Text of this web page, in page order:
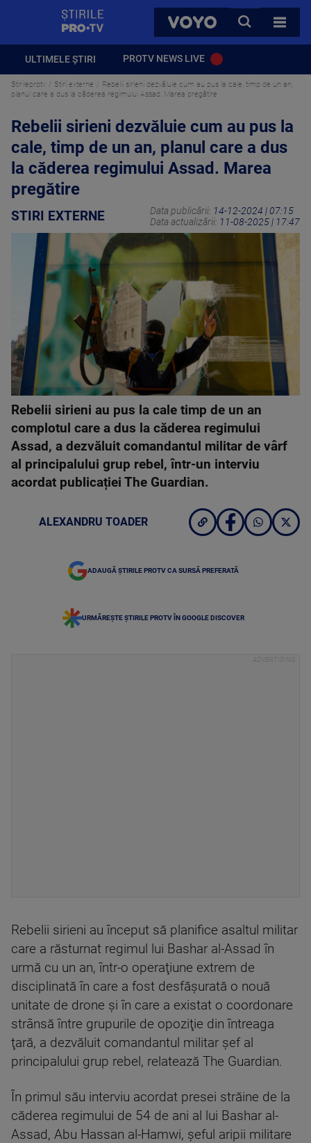
VOYO
CAUTA
TOATE
ULTIMELE ȘTIRI PROTV NEWS LIVE
Stirileprotv Stiri externe
Rebelii sirieni dezvăluie cum au pus la cale, timp de un an,
planul care a dus la căderea regimului Assad. Marea pregătire
Rebelii sirieni dezvăluie cum au pus la
cale, timp de un an, planul care a dus
la căderea regimului Assad. Marea
pregătire
STIRI EXTERNE Data publicării: 14-12-2024 | 07:15
Data actualizării: 11-08-2025 | 17:47
Rebelii sirieni au pus la cale timp de un an
complotul care a dus la căderea regimului
Assad, a dezvăluit comandantul militar de vârf
al principalului grup rebel, într-un interviu
acordat publicației The Guardian.
ALEXANDRU TOADER
ADAUGĂ ȘTIRILE PROTV CA SURSĂ PREFERATĂ
URMĂREȘTE ȘTIRILE PROTV ÎN GOOGLE DISCOVER
Rebelii sirieni au început să planifice asaltul militar
care a răsturnat regimul lui Bashar al-Assad în
urmă cu un an, într-o operaţiune extrem de
disciplinată în care a fost desfăşurată o nouă
unitate de drone şi în care a existat o coordonare
strânsă între grupurile de opoziţie din întreaga
ţară, a dezvăluit comandantul militar şef al
principalului grup rebel, relatează The Guardian.
În primul său interviu acordat presei străine de la
căderea regimului de 54 de ani al lui Bashar al-
Assad, Abu Hassan al-Hamwi, şeful aripii militare